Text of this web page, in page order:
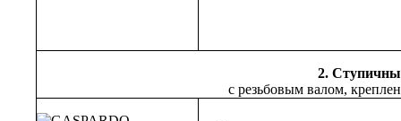
2.
с резьбовым валом,